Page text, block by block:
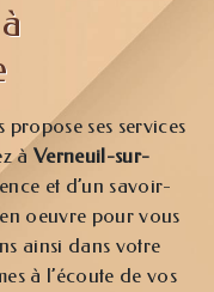
propose ses services
à Verneuil-sur-
et d’un savoir-
oeuvre pour vous
ainsi dans votre
à l’écoute de vos